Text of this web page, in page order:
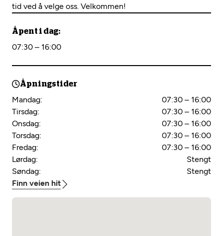
tid ved å velge oss. Velkommen!
Åpent i dag:
07:30 – 16:00
Åpningstider
Mandag:
07:30 – 16:00
Tirsdag:
07:30 – 16:00
Onsdag:
07:30 – 16:00
Torsdag:
07:30 – 16:00
Fredag:
07:30 – 16:00
Lørdag:
Stengt
Søndag:
Stengt
Finn veien hit